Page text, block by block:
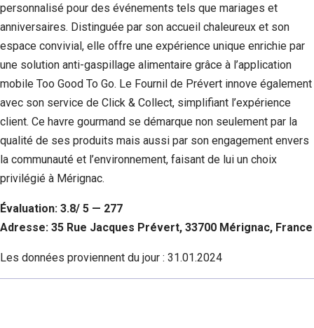
personnalisé pour des événements tels que mariages et
anniversaires. Distinguée par son accueil chaleureux et son
espace convivial, elle offre une expérience unique enrichie par
une solution anti-gaspillage alimentaire grâce à l’application
mobile Too Good To Go. Le Fournil de Prévert innove également
avec son service de Click & Collect, simplifiant l’expérience
client. Ce havre gourmand se démarque non seulement par la
qualité de ses produits mais aussi par son engagement envers
la communauté et l’environnement, faisant de lui un choix
privilégié à Mérignac.
Évaluation: 3.8/ 5 — 277
Adresse: 35 Rue Jacques Prévert, 33700 Mérignac, France
Les données proviennent du jour : 31.01.2024